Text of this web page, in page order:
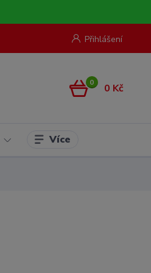
Přihlášení
0 0 Kč
Více